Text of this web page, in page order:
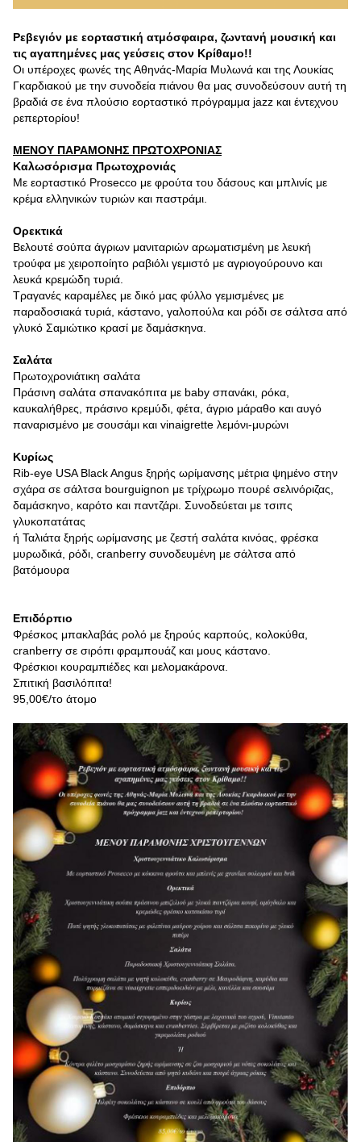
Ρεβεγιόν με εορταστική ατμόσφαιρα, ζωντανή μουσική και
τις αγαπημένες μας γεύσεις στον Κρίθαμο!!
Οι υπέροχες φωνές της Αθηνάς-Μαρία Μυλωνά και της Λουκίας
Γκαρδιακού με την συνοδεία πιάνου θα μας συνοδεύσουν αυτή τη
βραδιά σε ένα πλούσιο εορταστικό πρόγραμμα jazz και έντεχνου
ρεπερτορίου!
ΜΕΝΟΥ ΠΑΡΑΜΟΝΗΣ ΠΡΩΤΟΧΡΟΝΙΑΣ
Καλωσόρισμα Πρωτοχρονιάς
Με εορταστικό Prosecco με φρούτα του δάσους και μπλινίς με
κρέμα ελληνικών τυριών και παστράμι.
Ορεκτικά
Βελουτέ σούπα άγριων μανιταριών αρωματισμένη με λευκή
τρούφα με χειροποίητο ραβιόλι γεμιστό με αγριογούρουνο και
λευκά κρεμώδη τυριά.
Τραγανές καραμέλες με δικό μας φύλλο γεμισμένες με
παραδοσιακά τυριά, κάστανο, γαλοπούλα και ρόδι σε σάλτσα από
γλυκό Σαμιώτικο κρασί με δαμάσκηνα.
Σαλάτα
Πρωτοχρονιάτικη σαλάτα
Πράσινη σαλάτα σπανακόπιτα με baby σπανάκι, ρόκα,
καυκαλήθρες, πράσινο κρεμύδι, φέτα, άγριο μάραθο και αυγό
παναρισμένο με σουσάμι και vinaigrette λεμόνι-μυρώνι
Κυρίως
Rib-eye USA Black Angus ξηρής ωρίμανσης μέτρια ψημένο στην
σχάρα σε σάλτσα bourguignon με τρίχρωμο πουρέ σελινόριζας,
δαμάσκηνο, καρότο και παντζάρι. Συνοδεύεται με τσιπς
γλυκοπατάτας
ή Ταλιάτα ξηρής ωρίμανσης με ζεστή σαλάτα κινόας, φρέσκα
μυρωδικά, ρόδι, cranberry συνοδευμένη με σάλτσα από
βατόμουρα
Επιδόρπιο
Φρέσκος μπακλαβάς ρολό με ξηρούς καρπούς, κολοκύθα,
cranberry σε σιρόπι φραμπουάζ και μους κάστανο.
Φρέσκιοι κουραμπιέδες και μελομακάρονα.
Σπιτική βασιλόπιτα!
95,00€/το άτομο